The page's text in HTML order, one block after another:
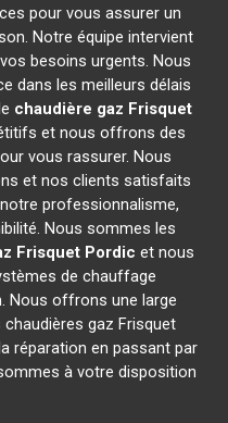
pour vous assurer un
Notre équipe intervient
besoins urgents. Nous
dans les meilleurs délais
chaudière gaz Frisquet
et nous offrons des
vous rassurer. Nous
et nos clients satisfaits
professionnalisme,
Nous sommes les
Frisquet Pordic et nous
de chauffage
Nous offrons une large
gaz Frisquet
réparation en passant par
à votre disposition